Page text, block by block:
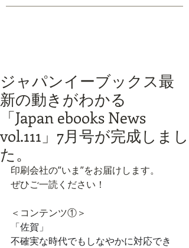
ジャパンイーブックス最
新の動きがわかる
「Japan ebooks News
vol.111」7月号が完成しまし
た。
印刷会社の”いま”をお届けします。
ぜひご一読ください！
＜コンテンツ①＞
「佐賀」
不確実な時代でもしなやかに対応でき